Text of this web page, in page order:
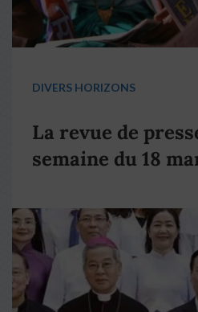
DIVERS HORIZONS
La revue de
semaine du 18